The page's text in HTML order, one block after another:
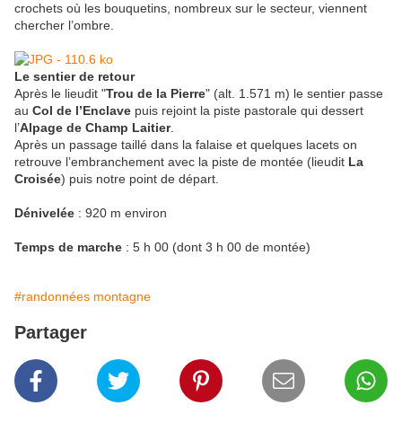
crochets où les bouquetins, nombreux sur le secteur, viennent
chercher l’ombre.
Le sentier de retour
Après le lieudit "Trou de la Pierre" (alt. 1.571 m) le sentier passe
au Col de l’Enclave puis rejoint la piste pastorale qui dessert
l’Alpage de Champ Laitier.
Après un passage taillé dans la falaise et quelques lacets on
retrouve l’embranchement avec la piste de montée (lieudit La
Croisée) puis notre point de départ.
Dénivelée : 920 m environ
Temps de marche : 5 h 00 (dont 3 h 00 de montée)
#randonnées montagne
Partager